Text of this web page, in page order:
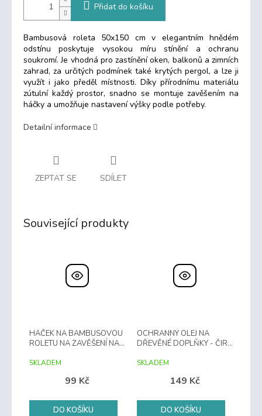
Přidat do košíku
Bambusová roleta 50x150 cm v elegantním hnědém
odstínu poskytuje vysokou míru stínění a ochranu
soukromí. Je vhodná pro zastínění oken, balkonů a zimních
zahrad, za určitých podmínek také krytých pergol, a lze ji
využít i jako předěl místnosti. Díky přírodnímu materiálu
zútulní každý prostor, snadno se montuje zavěšením na
háčky a umožňuje nastavení výšky podle potřeby.
Detailní informace
ZEPTAT SE SDÍLET
Související produkty
HÁČEK NA BAMBUSOVOU
ROLETU NA ZAVĚŠENÍ NA
SKLADEM
99 Kč
DO KOŠÍKU
OCHRANNÝ OLEJ NA
DŘEVĚNÉ DOPLŇKY - ČIRÝ
SKLADEM
149 Kč
DO KOŠÍKU